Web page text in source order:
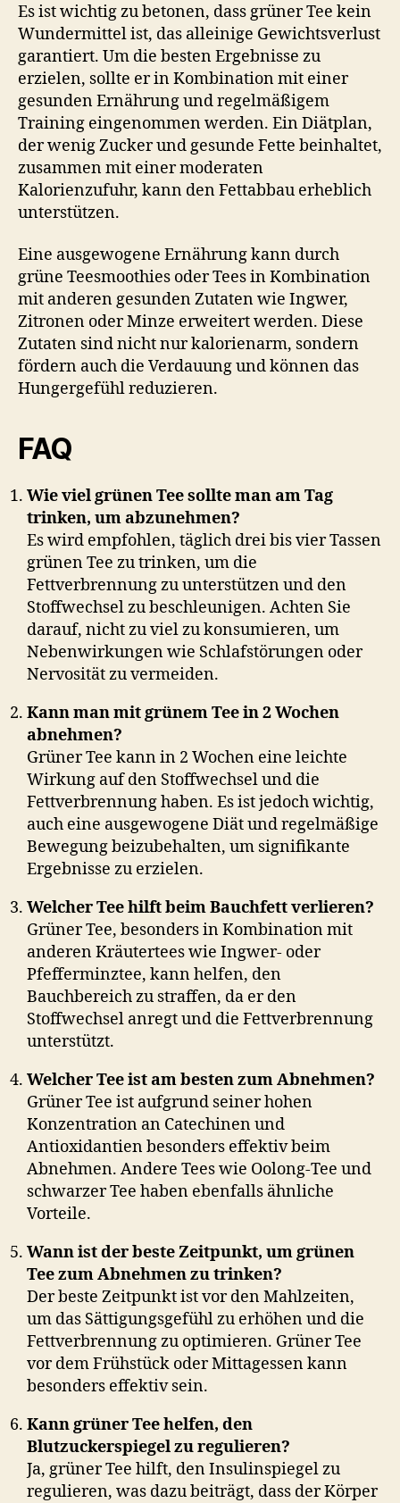
Es ist wichtig zu betonen, dass grüner Tee kein
Wundermittel ist, das alleinige Gewichtsverlust
garantiert. Um die besten Ergebnisse zu
erzielen, sollte er in Kombination mit einer
gesunden Ernährung und regelmäßigem
Training eingenommen werden. Ein Diätplan,
der wenig Zucker und gesunde Fette beinhaltet,
zusammen mit einer moderaten
Kalorienzufuhr, kann den Fettabbau erheblich
unterstützen.
Eine ausgewogene Ernährung kann durch
grüne Teesmoothies oder Tees in Kombination
mit anderen gesunden Zutaten wie Ingwer,
Zitronen oder Minze erweitert werden. Diese
Zutaten sind nicht nur kalorienarm, sondern
fördern auch die Verdauung und können das
Hungergefühl reduzieren.
FAQ
Wie viel grünen Tee sollte man am Tag
trinken, um abzunehmen?
Es wird empfohlen, täglich drei bis vier Tassen
grünen Tee zu trinken, um die
Fettverbrennung zu unterstützen und den
Stoffwechsel zu beschleunigen. Achten Sie
darauf, nicht zu viel zu konsumieren, um
Nebenwirkungen wie Schlafstörungen oder
Nervosität zu vermeiden.
Kann man mit grünem Tee in 2 Wochen
abnehmen?
Grüner Tee kann in 2 Wochen eine leichte
Wirkung auf den Stoffwechsel und die
Fettverbrennung haben. Es ist jedoch wichtig,
auch eine ausgewogene Diät und regelmäßige
Bewegung beizubehalten, um signifikante
Ergebnisse zu erzielen.
Welcher Tee hilft beim Bauchfett verlieren?
Grüner Tee, besonders in Kombination mit
anderen Kräutertees wie Ingwer- oder
Pfefferminztee, kann helfen, den
Bauchbereich zu straffen, da er den
Stoffwechsel anregt und die Fettverbrennung
unterstützt.
Welcher Tee ist am besten zum Abnehmen?
Grüner Tee ist aufgrund seiner hohen
Konzentration an Catechinen und
Antioxidantien besonders effektiv beim
Abnehmen. Andere Tees wie Oolong-Tee und
schwarzer Tee haben ebenfalls ähnliche
Vorteile.
Wann ist der beste Zeitpunkt, um grünen
Tee zum Abnehmen zu trinken?
Der beste Zeitpunkt ist vor den Mahlzeiten,
um das Sättigungsgefühl zu erhöhen und die
Fettverbrennung zu optimieren. Grüner Tee
vor dem Frühstück oder Mittagessen kann
besonders effektiv sein.
Kann grüner Tee helfen, den
Blutzuckerspiegel zu regulieren?
Ja, grüner Tee hilft, den Insulinspiegel zu
regulieren, was dazu beiträgt, dass der Körper